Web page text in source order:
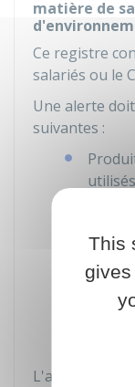
matière de
Ce registre
salariés ou le
Une alerte
suivantes :
et
L'alerte peut
This